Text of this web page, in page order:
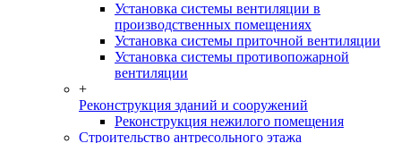
Установка системы вентиляции в
производственных помещениях
Установка системы приточной вентиляции
Установка системы противопожарной
вентиляции
+
Реконструкция зданий и сооружений
Реконструкция нежилого помещения
Строительство антресольного этажа